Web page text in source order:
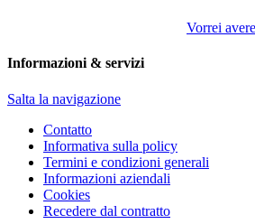
Vorrei
Informazioni & servizi
Salta la navigazione
Contatto
Informativa sulla policy
Termini e condizioni generali
Informazioni aziendali
Cookies
Recedere dal contratto